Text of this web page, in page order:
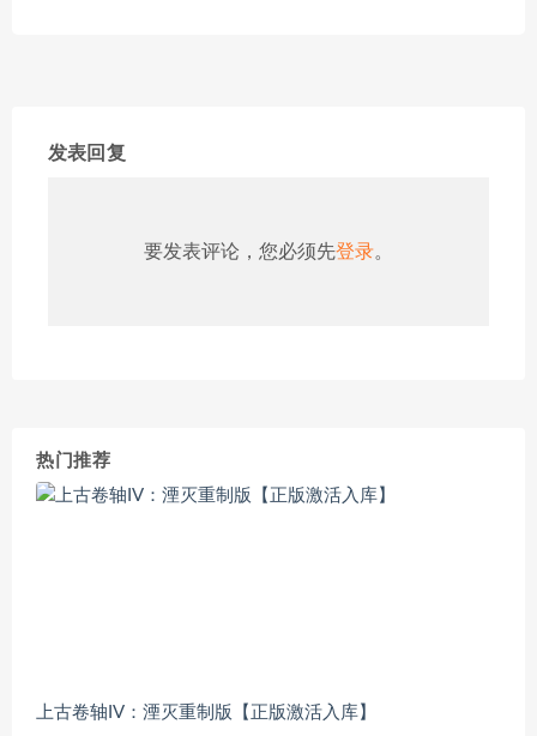
发表回复
要发表评论，您必须先登录。
热门推荐
上古卷轴IV：湮灭重制版【正版激活入库】